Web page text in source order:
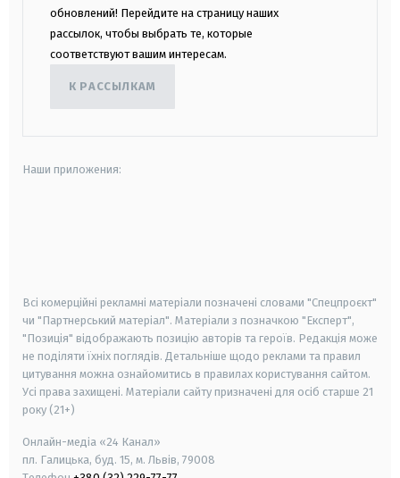
обновлений! Перейдите на страницу наших
рассылок, чтобы выбрать те, которые
соответствуют вашим интересам.
К РАССЫЛКАМ
Наши приложения:
Всі комерційні рекламні матеріали позначені словами "Спецпроєкт"
чи "Партнерський матеріал". Матеріали з позначкою "Експерт",
"Позиція" відображають позицію авторів та героїв. Редакція може
не поділяти їхніх поглядів. Детальніше щодо реклами та правил
цитування можна ознайомитись в правилах користування сайтом.
Усі права захищені. Матеріали сайту призначені для осіб старше 21
року (21+)
Онлайн-медіа «24 Канал»
пл. Галицька, буд. 15, м. Львів, 79008